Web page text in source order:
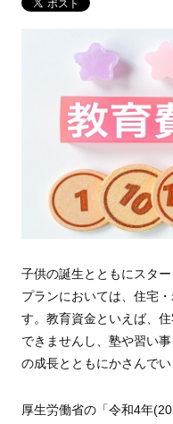
子供の誕生とともにスタ
プランにおいては、住宅
す。教育資金といえば、
できませんし、塾や習い
の成長とともにかさんでい
厚生労働省の「令和4年